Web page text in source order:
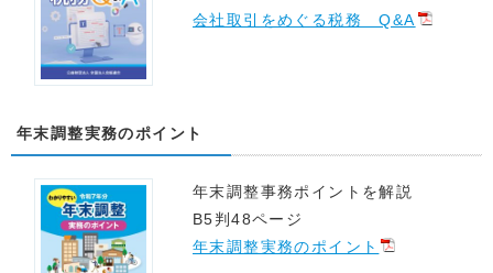
会社取引をめぐる税務 Q&A
年末調整実務のポイント
年末調整事務ポイントを解説
B5判48ページ
年末調整実務のポイント